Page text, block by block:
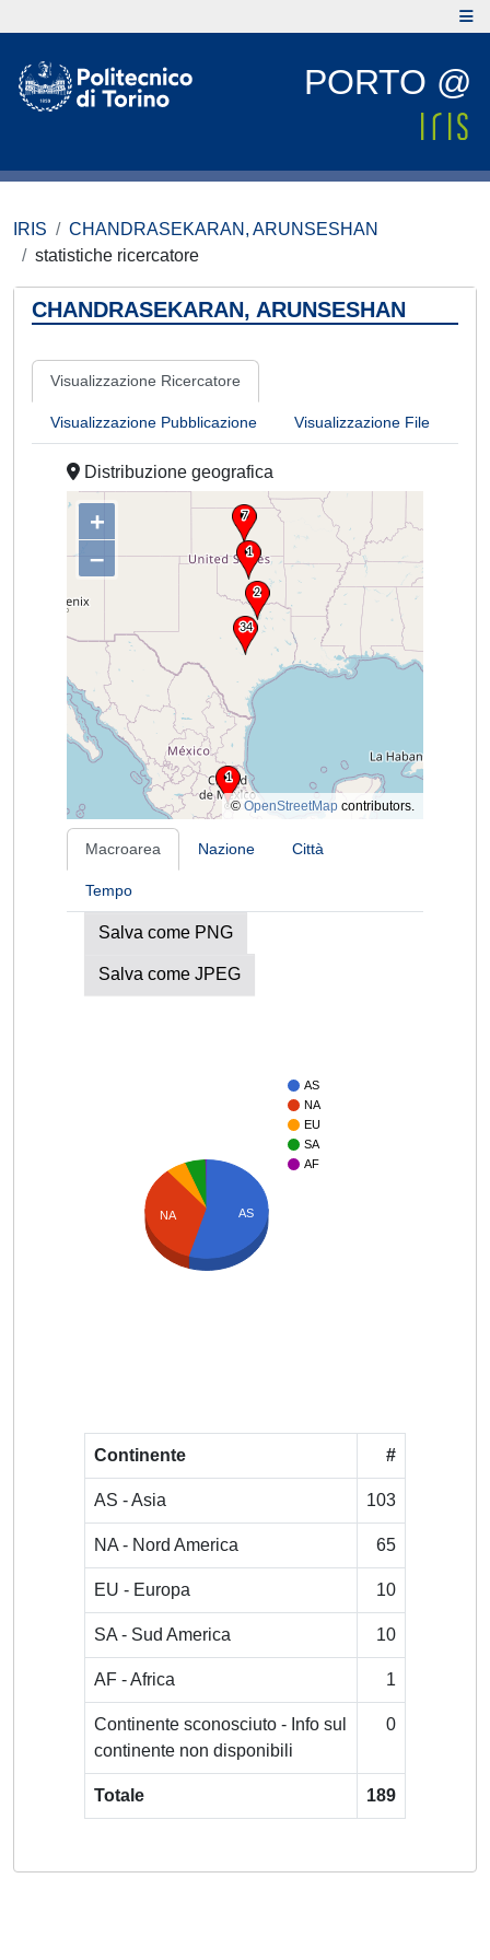
PORTO @
IRIS
CHANDRASEKARAN, ARUNSESHAN
statistiche ricercatore
CHANDRASEKARAN, ARUNSESHAN
Visualizzazione Ricercatore
Visualizzazione Pubblicazione Visualizzazione File
Distribuzione geografica
+
–
© OpenStreetMap contributors.
Macroarea Nazione Città
Tempo
Salva come PNG
Salva come JPEG
AS
NA
EU
SA
AF
NA AS
Continente #
AS - Asia 103
NA - Nord America 65
EU - Europa 10
SA - Sud America 10
AF - Africa 1
Continente sconosciuto - Info sul
continente non disponibili
0
Totale 189